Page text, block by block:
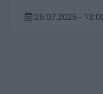
26.07.2026 -